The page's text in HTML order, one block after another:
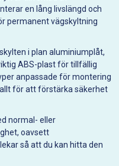
en lång livslängd och
permanent vägskyltning
i plan aluminiumplåt,
ABS-plast för tillfällig
anpassade för montering
för att förstärka säkerhet
normal- eller
oavsett
så att du kan hitta den